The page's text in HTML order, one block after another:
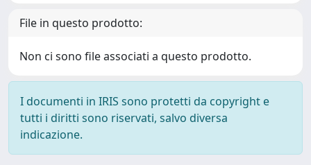
File in questo prodotto:
Non ci sono file associati a questo prodotto.
I documenti in IRIS sono protetti da copyright e
tutti i diritti sono riservati, salvo diversa
indicazione.